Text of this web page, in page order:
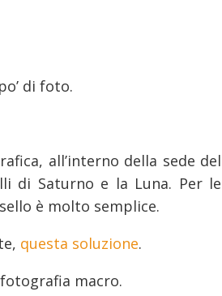
di foto.
all’interno della sede del
di Saturno e la Luna. Per le
è molto semplice.
questa soluzione.
macro.